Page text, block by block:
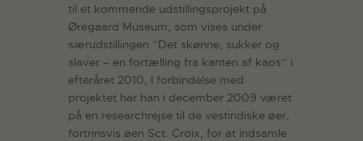
til et kommende udstillingsprojekt på
Øregaard Museum, som vises under
særudstillingen ”Det skønne, sukker og
slaver – en fortælling fra kanten af kaos” i
efteråret 2010, I forbindelse med
projektet har han i december 2009 været
på en researchrejse til de vestindiske øer,
fortrinsvis øen Sct. Croix, for at indsamle